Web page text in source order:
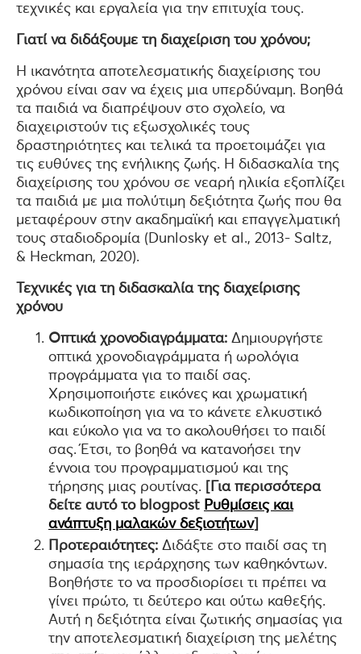
τεχνικές και εργαλεία για την επιτυχία τους.
Γιατί να διδάξουμε τη διαχείριση του χρόνου;
Η ικανότητα αποτελεσματικής διαχείρισης του
χρόνου είναι σαν να έχεις μια υπερδύναμη. Βοηθά
τα παιδιά να διαπρέψουν στο σχολείο, να
διαχειριστούν τις εξωσχολικές τους
δραστηριότητες και τελικά τα προετοιμάζει για
τις ευθύνες της ενήλικης ζωής. Η διδασκαλία της
διαχείρισης του χρόνου σε νεαρή ηλικία εξοπλίζει
τα παιδιά με μια πολύτιμη δεξιότητα ζωής που θα
μεταφέρουν στην ακαδημαϊκή και επαγγελματική
τους σταδιοδρομία (Dunlosky et al., 2013- Saltz,
& Heckman, 2020).
Τεχνικές για τη διδασκαλία της διαχείρισης
χρόνου
Οπτικά χρονοδιαγράμματα: Δημιουργήστε
οπτικά χρονοδιαγράμματα ή ωρολόγια
προγράμματα για το παιδί σας.
Χρησιμοποιήστε εικόνες και χρωματική
κωδικοποίηση για να το κάνετε ελκυστικό
και εύκολο για να το ακολουθήσει το παιδί
σας. Έτσι, το βοηθά να κατανοήσει την
έννοια του προγραμματισμού και της
τήρησης μιας ρουτίνας.
[Για περισσότερα
δείτε αυτό το blogpost Ρυθμίσεις και
ανάπτυξη μαλακών δεξιοτήτων]
Προτεραιότητες: Διδάξτε στο παιδί σας τη
σημασία της ιεράρχησης των καθηκόντων.
Βοηθήστε το να προσδιορίσει τι πρέπει να
γίνει πρώτο, τι δεύτερο και ούτω καθεξής.
Αυτή η δεξιότητα είναι ζωτικής σημασίας για
την αποτελεσματική διαχείριση της μελέτης